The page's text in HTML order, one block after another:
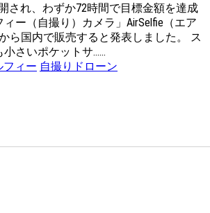
され、わずか72時間で目標金額を達成
ー（自撮り）カメラ」AirSelfie（エア
ら国内で販売すると発表しました。 ス
さいポケットサ……
フィー 自撮りドローン